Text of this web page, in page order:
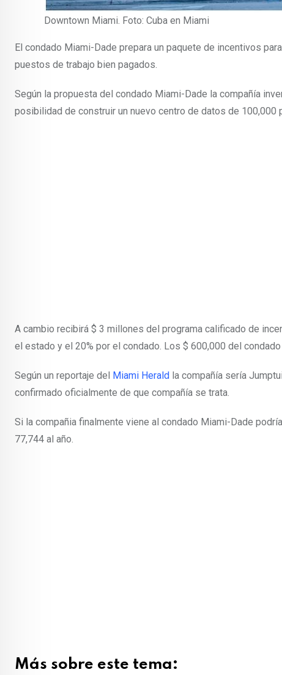
Downtown Miami. Foto: Cuba en Miami
El condado Miami-Dade prepara un paquete de incentivos
puestos de trabajo bien pagados.
Según la propuesta del condado Miami-Dade la compañía
posibilidad de construir un nuevo centro de datos de 100,000
A cambio recibirá $ 3 millones del programa calificado de
el estado y el 20% por el condado. Los $ 600,000 del
Según un reportaje del Miami Herald la compañía sería
confirmado oficialmente de que compañía se trata.
Si la compañia finalmente viene al condado Miami-Dade
77,744 al año.
Más sobre este tema: